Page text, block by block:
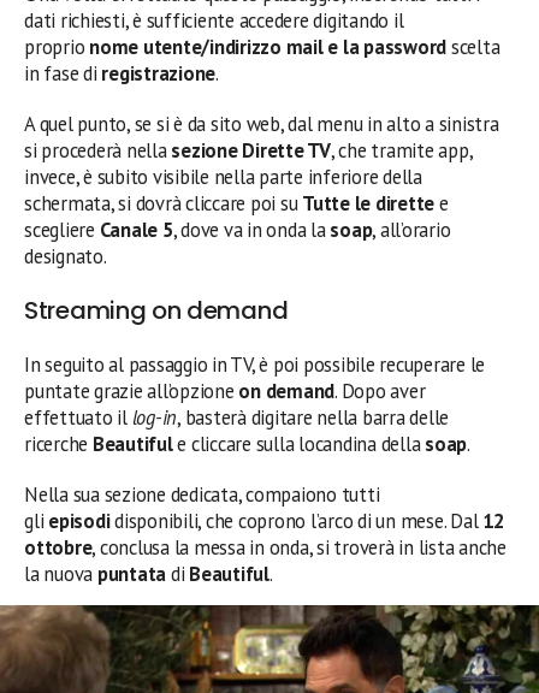
dati richiesti, è sufficiente accedere digitando il
proprio nome utente/indirizzo mail e la passwordscelta
in fase di registrazione.
A quel punto, se si è da sito web, dal menu in alto a sinistra
si procederà nellasezione Dirette TV, che tramite app,
invece, è subito visibile nella parte inferiore della
schermata, si dovrà cliccare poi suTutte le direttee
scegliere Canale 5, dove va in onda lasoap, all’orario
designato.
Streaming on demand
In seguito al passaggio in TV, è poi possibile recuperare le
puntate grazie all’opzione on demand. Dopo aver
effettuato illog-in, basterà digitare nella barra delle
ricerche Beautifule cliccare sulla locandina dellasoap.
Nella sua sezione dedicata, compaiono tutti
gli episodidisponibili, che coprono l’arco di un mese. Dal12
ottobre, conclusa la messa in onda, si troverà in lista anche
la nuova puntatadi Beautiful.